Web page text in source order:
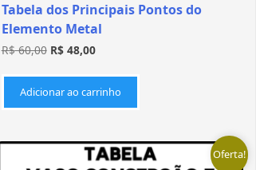
Tabela dos Principais Pontos do
Elemento Metal
R$60,00 R$48,00
Adicionar ao carrinho
Oferta!